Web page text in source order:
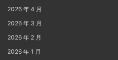
2026 年 4 月
2026 年 3 月
2026 年 2 月
2026 年 1 月